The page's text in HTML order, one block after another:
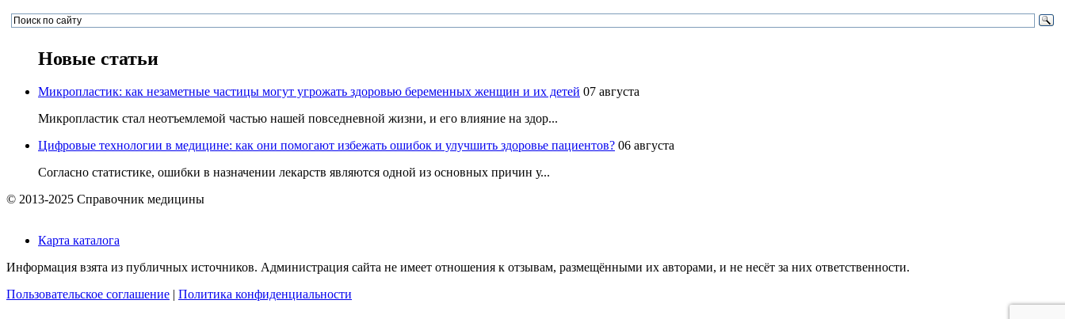
Новые статьи
Микропластик: как незаметные частицы могут угрожать здоровью беременных женщин и их детей 07 августа
Микропластик стал неотъемлемой частью нашей повседневной жизни, и его влияние на здор...
Цифровые технологии в медицине: как они помогают избежать ошибок и улучшить здоровье пациентов? 06 августа
Согласно статистике, ошибки в назначении лекарств являются одной из основных причин у...
© 2013-2025 Справочник медицины
Карта каталога
Информация взята из публичных источников. Администрация сайта не имеет отношения к отзывам, размещёнными их авторами, и не несёт за них ответственности.
Пользовательское соглашение
Политика конфиденциальности